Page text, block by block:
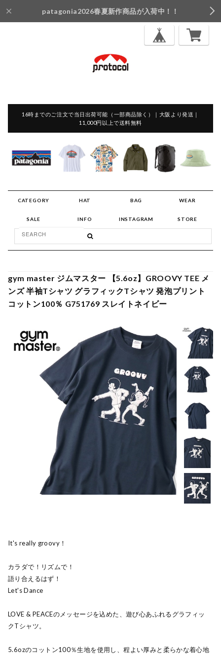
patagonia2026春夏新作商品が入荷中！！
16時までのご注文で当日出荷可能（一部商品除く）｜大阪より発送｜
11,000円以上で送料無料
CATEGORY HAT BAG WEAR
SALE INFO INSTAGRAM STORE
gym master ジムマスター 【5.6oz】GROOVY TEE メ
ンズ 半袖Tシャツ グラフィックTシャツ 発泡プリント
コットン100％ G751769 スレイトネイビー
It's really groovy！
カラダで！リズムで！
語り合えるはず！
Let's Dance
LOVE & PEACEのメッセージを込めた、遊び心あふれるグラフィッ
クTシャツ。
5.6ozのコットン100％生地を使用し、程よい厚みと柔らかな着心地